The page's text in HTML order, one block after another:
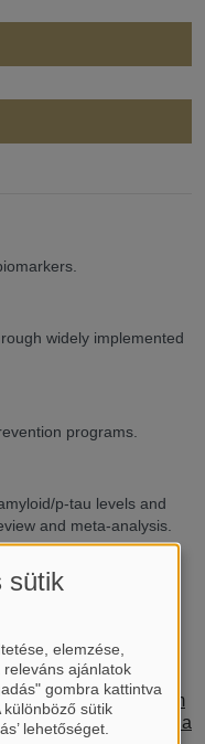
widely implemented
programs.
p-tau levels and
and meta-analysis.
to amyloid
impairment or dem
and tau pathology: a
sütik
elemzése,
ajánlatok
gombra kattintva
különböző sütik
lehetőséget.